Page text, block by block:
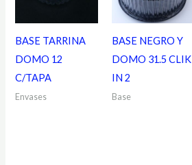
BASE TARRINA
DOMO 12
C/TAPA
Envases
BASE NEGRO Y
DOMO 31.5 CLIK
IN 2
Base